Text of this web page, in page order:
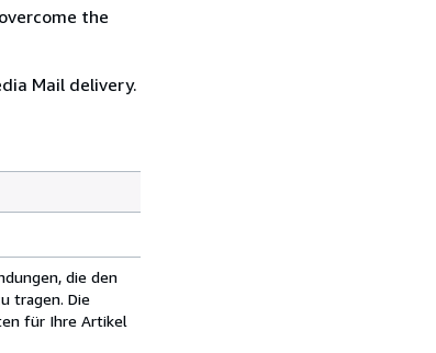
the
Mail delivery.
die den
tragen. Die
für Ihre Artikel